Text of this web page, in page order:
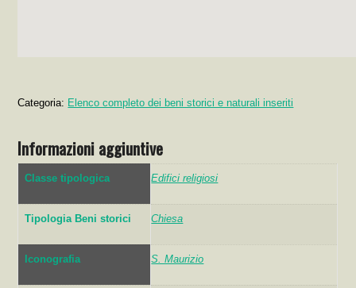
Categoria: Elenco completo dei beni storici e naturali inseriti
Informazioni aggiuntive
Classe tipologica Edifici religiosi
Tipologia Beni storici Chiesa
Iconografia S. Maurizio